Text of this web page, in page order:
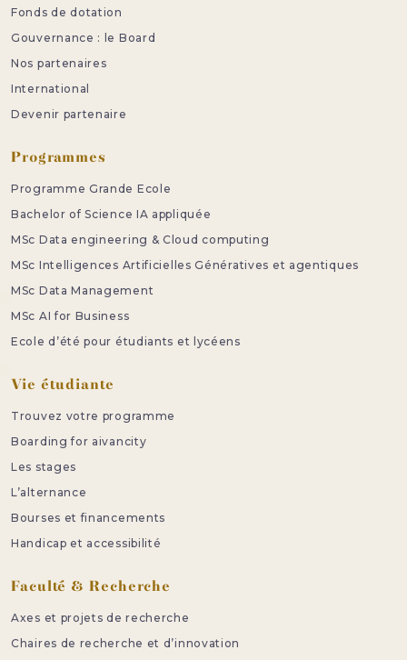
Fonds de dotation
Gouvernance : le Board
Nos partenaires
International
Devenir partenaire
Programmes
Programme Grande Ecole
Bachelor of Science IA appliquée
MSc Data engineering & Cloud computing
MSc Intelligences Artificielles Génératives et agentiques
MSc Data Management
MSc AI for Business
Ecole d’été pour étudiants et lycéens
Vie étudiante
Trouvez votre programme
Boarding for aivancity
Les stages
L’alternance
Bourses et financements
Handicap et accessibilité
Faculté & Recherche
Axes et projets de recherche
Chaires de recherche et d’innovation